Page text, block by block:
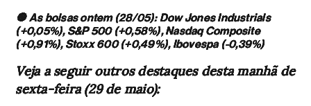
🔘 As bolsas ontem (28/05): Dow Jones Industrials
(+0,05%), S&P 500 (+0,58%), Nasdaq Composite
(+0,91%), Stoxx 600 (+0,49%), Ibovespa (-0,39%)
Veja a seguir outros destaques desta manhã de
sexta-feira (29 de maio):